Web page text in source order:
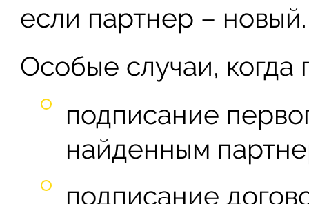
если партнер – новый.
Особые случаи,
подписание
найденным
подписание